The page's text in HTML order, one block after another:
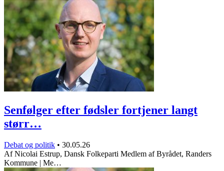
Senfølger efter fødsler fortjener langt
størr…
Debat og politik • 30.05.26
Af Nicolai Estrup, Dansk Folkeparti Medlem af Byrådet, Randers
Kommune | Me…